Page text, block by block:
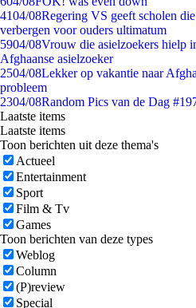
4104/08Regering VS geeft scholen
verbergen voor ouders ultimatum
5904/08Vrouw die asielzoekers hielp
Afghaanse asielzoeker
2504/08Lekker op vakantie naar
probleem
2304/08Random Pics van de Dag
Laatste items
Laatste items
Toon berichten uit deze thema's
Actueel
Entertainment
Sport
Film & Tv
Games
Toon berichten van deze types
Weblog
Column
(P)review
Special